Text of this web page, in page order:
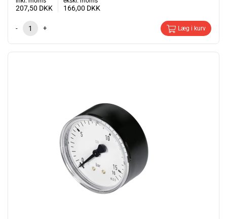
207,50 DKK 166,00 DKK
- + Læg i kurv